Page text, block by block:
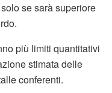
se sarà superiore
più limiti quantitativi
stimata delle
conferenti.